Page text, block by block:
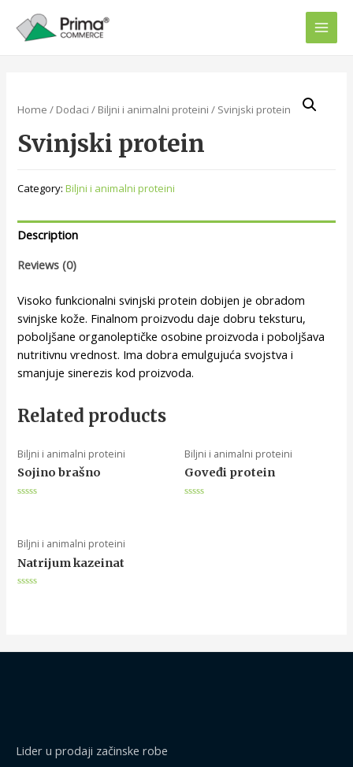
Home / Dodaci / Biljni i animalni proteini / Svinjski protein
Svinjski protein
Category:Biljni i animalni proteini
Description
Reviews (0)
Visoko funkcionalni svinjski protein dobijen je obradom
svinjske kože. Finalnom proizvodu daje dobru teksturu,
poboljšane organoleptičke osobine proizvoda i poboljšava
nutritivnu vrednost. Ima dobra emulgujuća svojstva i
smanjuje sinerezis kod proizvoda.
Related products
Biljni i animalni proteini
Sojino brašno
5
Biljni i animalni proteini
Goveđi protein
Biljni i animalni proteini
Natrijum kazeinat
Lider u prodaji začinske robe